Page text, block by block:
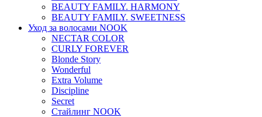
BEAUTY FAMILY. HARMONY
BEAUTY FAMILY. SWEETNESS
Уход за волосами NOOK
NECTAR COLOR
CURLY FOREVER
Blonde Story
Wonderful
Extra Volume
Discipline
Secret
Стайлинг NOOK